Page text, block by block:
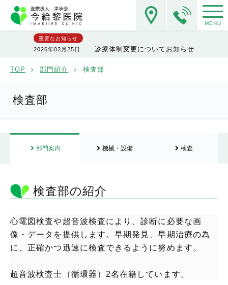
重要なお知らせ
2026年02月25日 診療体制変更についてお知らせ
MENU
TOP 部門紹介 検査部
検査部
部門案内 機械・設備 検査
検査部の紹介
心電図検査や超音波検査により、診断に必要な画
像・データを提供します。早期発見、早期治療の為
に、正確かつ迅速に検査できるように努めます。
超音波検査士（循環器）2名在籍しています。